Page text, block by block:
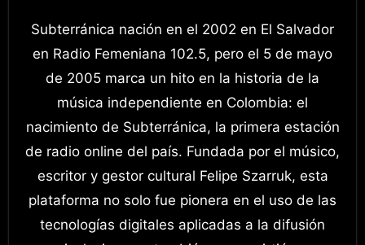
Subterránica nación en el 2002 en El Salvador
en Radio Femeniana 102.5, pero el 5 de mayo
de 2005 marca un hito en la historia de la
música independiente en Colombia: el
nacimiento de Subterránica, la primera estación
de radio online del país. Fundada por el músico,
escritor y gestor cultural Felipe Szarruk, esta
plataforma no solo fue pionera en el uso de las
tecnologías digitales aplicadas a la difusión